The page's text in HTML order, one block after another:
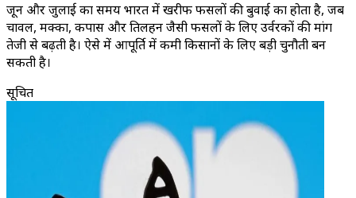
जून और जुलाई का समय भारत में खरीफ फसलों की बुवाई का होता है, जब
चावल, मक्का, कपास और तिलहन जैसी फसलों के लिए उर्वरकों की मांग
तेजी से बढ़ती है। ऐसे में आपूर्ति में कमी किसानों के लिए बड़ी चुनौती बन
सकती है।
सूचित